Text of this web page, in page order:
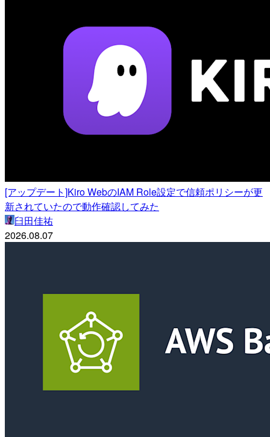
[アップデート]Kiro WebのIAM Role設定で信頼ポリシーが更
新されていたので動作確認してみた
臼田佳祐
2026.08.07